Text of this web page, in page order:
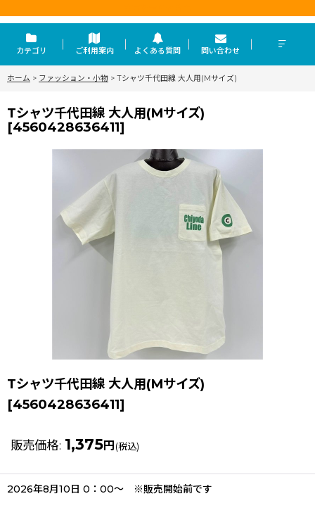
カテゴリ ご利用案内 よくある質問 問い合わせ
ホーム > ファッション・小物 > Tシャツ千代田線 大人用(Mサイズ)
Tシャツ千代田線 大人用(Mサイズ)
[4560428636411]
Tシャツ千代田線 大人用(Mサイズ)
[4560428636411]
販売価格: 1,375円 (税込)
2026年8月10日 0：00〜 ※販売開始前です